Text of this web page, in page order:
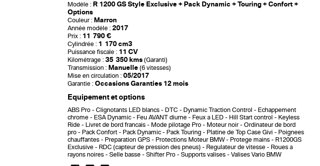
Modèle : R 1200 GS Style Exclusive + Pack Dynamic + Touring + Confort +
Options
Couleur : Marron
Année modèle : 2017
Prix : 11 790 €
Cylindrée : 1 170 cm3
Puissance fiscale : 11 CV
Kilométrage : 35 350 kms(Garanti)
Transmission : Manuelle(6 vitesses)
Mise en circulation : 05/2017
Garantie : Occasions Garanties 12 mois
Equipement et options
ABS Pro Clignotants LED blancs DTC - Dynamic Traction Control
Echappement
chrome
ESA Dynamic Feu AVANT diurne Feux a LED Hill Start control
Keyless
Ride
Livret de bord francais Mode pilotage Pro Moteur noir
Ordinateur de bord
pro
Pack Confort Pack Dynamic Pack Touring Platine de Top Case Givi
Poignees
chauffantes
Preparation GPS Protections Moteur BMW Protege mains
R1200GS
Exclusive
RDC (capteur de pression des pneus) Regulateur de vitesse
Roues a
rayons noires
Selle basse Shifter Pro Supports valises Valises Vario BMW